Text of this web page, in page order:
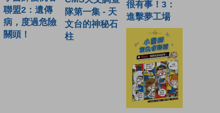
聯盟2：遺傳
病，度過危險
關頭！
隊第一集 - 天
文台的神秘石
柱
很有事！3：
進擊夢工場